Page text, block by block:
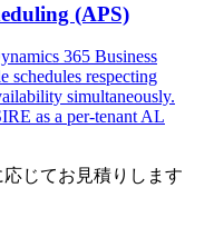
(APS)
365 Business
schedules respecting
simultaneously.
as a per-tenant AL
じてお見積りします